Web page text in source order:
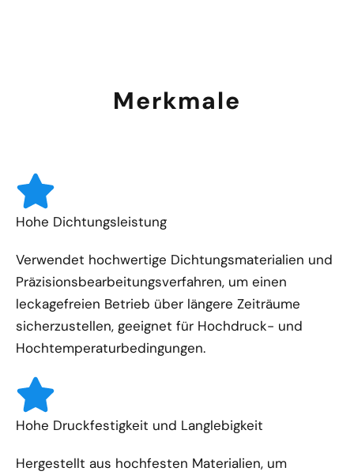
Merkmale
Hohe Dichtungsleistung
Verwendet hochwertige Dichtungsmaterialien und
Präzisionsbearbeitungsverfahren, um einen
leckagefreien Betrieb über längere Zeiträume
sicherzustellen, geeignet für Hochdruck- und
Hochtemperaturbedingungen.
Hohe Druckfestigkeit und Langlebigkeit
Hergestellt aus hochfesten Materialien, um